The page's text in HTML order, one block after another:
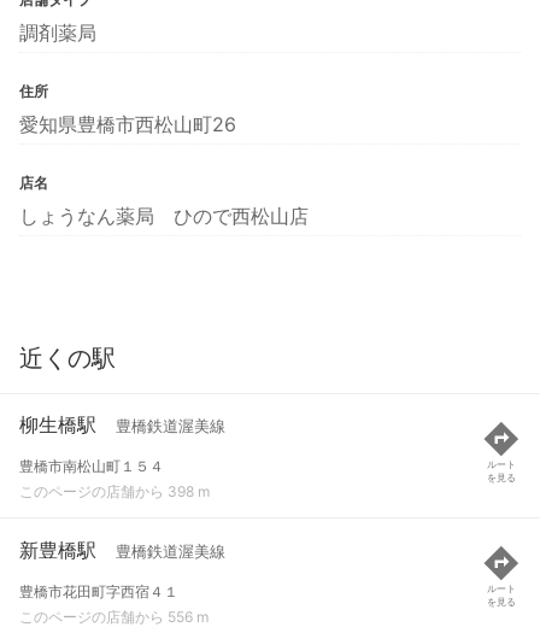
調剤薬局
住所
愛知県豊橋市西松山町26
店名
しょうなん薬局 ひので西松山店
近くの駅
柳生橋駅 豊橋鉄道渥美線
豊橋市南松山町１５４
このページの店舗から 398 m
ルート
を見る
新豊橋駅 豊橋鉄道渥美線
豊橋市花田町字西宿４１
このページの店舗から 556 m
ルート
を見る